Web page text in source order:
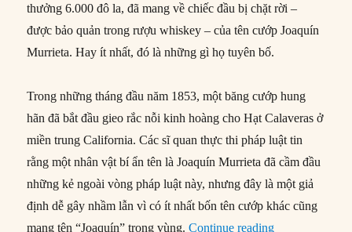
thưởng 6.000 đô la, đã mang về chiếc đầu bị chặt rời –
được bảo quản trong rượu whiskey – của tên cướp Joaquín
Murrieta. Hay ít nhất, đó là những gì họ tuyên bố.
Trong những tháng đầu năm 1853, một băng cướp hung
hãn đã bắt đầu gieo rắc nỗi kinh hoàng cho Hạt Calaveras ở
miền trung California. Các sĩ quan thực thi pháp luật tin
rằng một nhân vật bí ẩn tên là Joaquín Murrieta đã cầm đầu
những kẻ ngoài vòng pháp luật này, nhưng đây là một giả
định dễ gây nhầm lẫn vì có ít nhất bốn tên cướp khác cũng
mang tên “Joaquín” trong vùng.Continue reading“25/07/1853: